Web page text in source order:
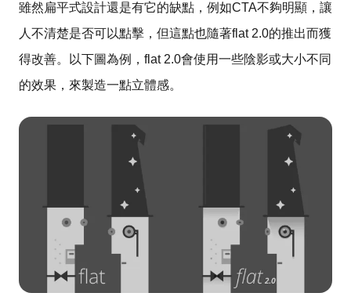
雖然扁平式設計還是有它的缺點，例如CTA不夠明顯，讓
人不清楚是否可以點擊，但這點也隨著flat 2.0的推出而獲
得改善。以下圖為例，flat 2.0會使用一些陰影或大小不同
的效果，來製造一點立體感。